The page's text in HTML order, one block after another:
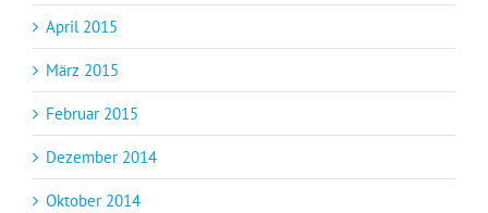
April 2015
März 2015
Februar 2015
Dezember 2014
Oktober 2014